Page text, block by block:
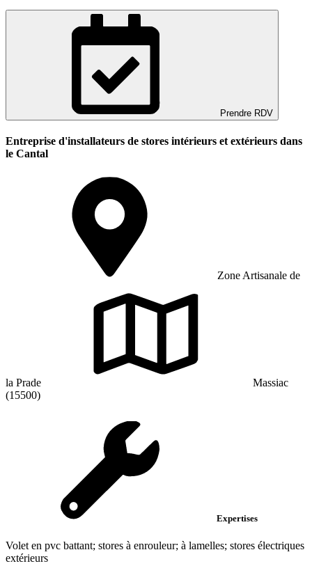
Prendre RDV
Entreprise d'installateurs de stores intérieurs et extérieurs dans
le Cantal
Zone Artisanale de
la Prade
Massiac
(15500)
Expertises
Volet en pvc battant; stores à enrouleur; à lamelles; stores électriques
extérieurs